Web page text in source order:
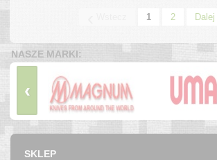
1 2 Dalej
NASZE MARKI:
‹
SKLEP